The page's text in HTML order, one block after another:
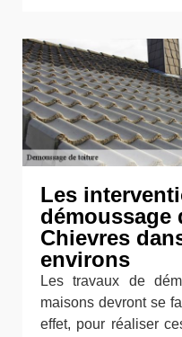
Les
démoussage
Chievres
environs
Les travaux de
maisons devront se
effet, pour réaliser